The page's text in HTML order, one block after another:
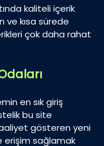
kaliteli içerik
ve kısa sürede
çok daha rahat
en sık giriş
bu site
gösteren yeni
erişim sağlamak